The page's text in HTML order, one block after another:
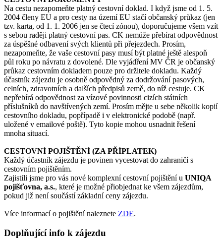
Na cestu nezapomeňte platný cestovní doklad. I když jsme od 1. 5.
2004 členy EU a pro cesty na území EU stačí občanský průkaz (jen
tzv. karta, od 1. 1. 2006 jen se čtecí zónou), doporučujeme všem vzít
s sebou raději platný cestovní pas. CK nemůže přebírat odpovědnost
za úspěšné odbavení svých klientů při přejezdech. Prosím,
nezapomeňte, že vaše cestovní pasy musí být platné ještě alespoň
půl roku po návratu z dovolené. Dle vyjádření MV ČR je občanský
průkaz cestovním dokladem pouze pro držitele dokladu. Každý
účastník zájezdu je osobně odpovědný za dodržování pasových,
celních, zdravotních a dalších předpisů země, do níž cestuje. CK
nepřebírá odpovědnost za vízové povinnosti cizích státních
příslušníků do navštívených zemí. Prosím mějte u sebe několik kopií
cestovního dokladu, popřípadě i v elektronické podobě (např.
uložené v emailové poště). Tyto kopie mohou usnadnit řešení
mnoha situací.
CESTOVNÍ POJIŠTĚNÍ (ZA PŘÍPLATEK)
Každý účastník zájezdu je povinen vycestovat do zahraničí s
cestovním pojištěním.
Zajistili jsme pro vás nové komplexní cestovní pojištění u UNIQA
pojišťovna, a.s., které je možné přiobjednat ke všem zájezdům,
pokud již není součástí základní ceny zájezdu.
Více informací o pojištění naleznete ZDE.
Doplňující info k zájezdu